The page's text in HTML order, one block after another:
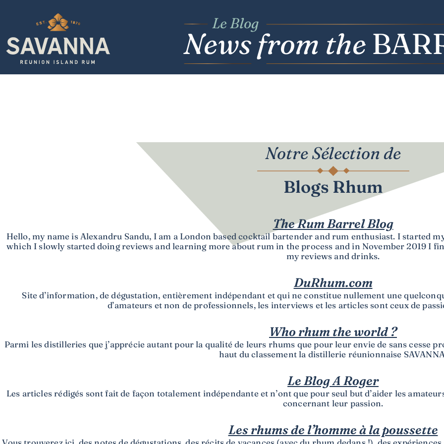
Newsfrom the
Le Blog
Notre Sélection de
Blogs Rhum
The Rum Barrel Blog
Hello, my name is Alexandru Sandu, I am a London based cocktail bartender and rum enthusiast. I started
which I slowly started doing reviews and learning more about rum in the process and in November 2019 I
my reviews and drinks.
DuRhum.com
Site d’information, de dégustation, entièrement indépendant et qui ne constitue nullement une
d’amateurs et non de professionnels, les interviews et les articles sont ceux de
Who rhum the world ?
Parmi les distilleries que j’apprécie autant pour la qualité de leurs rhums que pour leur envie de sans cesse
haut du classement la distillerie réunionnaise
Le Blog A Roger
Les articles rédigés sont fait de façon totalement indépendante et n’ont que pour seul but d’aider les
concernant leur passion.
Les rhums de l’homme à la poussette